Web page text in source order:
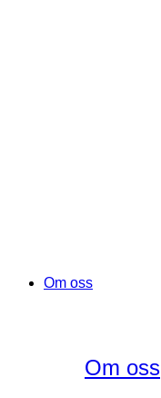
Om oss
Om oss